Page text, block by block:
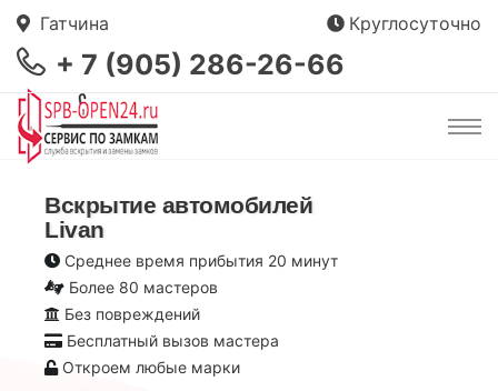
Гатчина Круглосуточно
+ 7 (905) 286-26-66
Вскрытие автомобилей
Livan
Среднее время прибытия 20 минут
Более 80 мастеров
Без повреждений
Бесплатный вызов мастера
Откроем любые марки